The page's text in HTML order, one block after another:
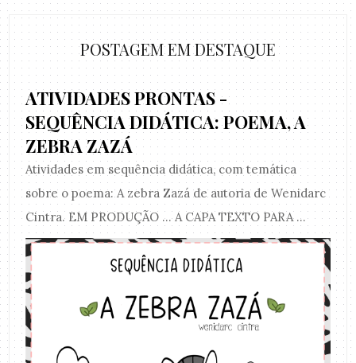
POSTAGEM EM DESTAQUE
ATIVIDADES PRONTAS -
SEQUÊNCIA DIDÁTICA: POEMA, A
ZEBRA ZAZÁ
Atividades em sequência didática, com temática
sobre o poema: A zebra Zazá de autoria de Wenidarc
Cintra. EM PRODUÇÃO ... A CAPA TEXTO PARA ...